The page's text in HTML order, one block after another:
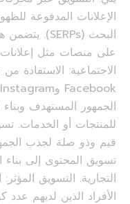
الإعلانات المدفوعة
الاجتماعية: الاستفادة
الجمهور المستهدف وبناء
للمنتجات أو الخدمات.
قيم وذو صلة لجذب
تسويق المحتوى إلى بناء
التجارية. التسويق
الأفراد الذين لديهم عدد